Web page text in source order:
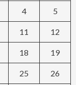
4 5
11 12
18 19
25 26